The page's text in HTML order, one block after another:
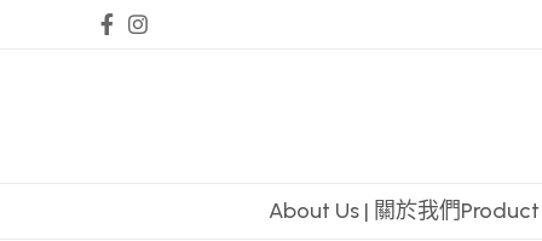
About Us | 關於我們